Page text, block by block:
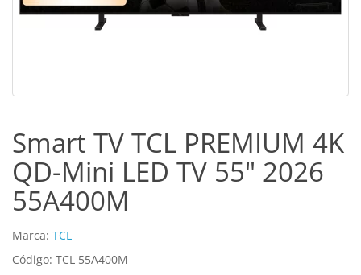
Smart TV TCL PREMIUM 4K
QD-Mini LED TV 55" 2026
55A400M
Marca: TCL
Código: TCL 55A400M